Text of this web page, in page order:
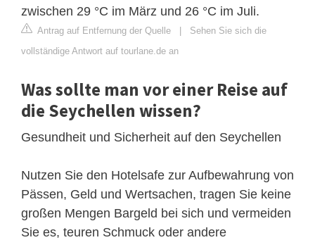
zwischen 29 °C im März und 26 °C im Juli.
Antrag auf Entfernung der Quelle | Sehen Sie sich die
vollständige Antwort auf tourlane.de an
Was sollte man vor einer Reise auf
die Seychellen wissen?
Gesundheit und Sicherheit auf den Seychellen
Nutzen Sie den Hotelsafe zur Aufbewahrung von
Pässen, Geld und Wertsachen, tragen Sie keine
großen Mengen Bargeld bei sich und vermeiden
Sie es, teuren Schmuck oder andere